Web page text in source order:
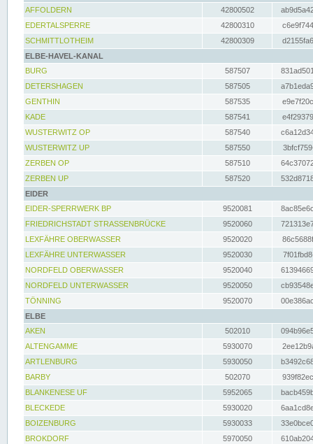
AFFOLDERN
42800502
EDERTALSPERRE
42800310
SCHMITTLOTHEIM
42800309
ELBE-HAVEL-KANAL
BURG
587507
DETERSHAGEN
587505
GENTHIN
587535
KADE
587541
WUSTERWITZ OP
587540
WUSTERWITZ UP
587550
ZERBEN OP
587510
ZERBEN UP
587520
EIDER
EIDER-SPERRWERK BP
9520081
FRIEDRICHSTADT STRASSENBRÜCKE
9520060
LEXFÄHRE OBERWASSER
9520020
LEXFÄHRE UNTERWASSER
9520030
NORDFELD OBERWASSER
9520040
NORDFELD UNTERWASSER
9520050
TÖNNING
9520070
ELBE
AKEN
502010
ALTENGAMME
5930070
ARTLENBURG
5930050
BARBY
502070
BLANKENESE UF
5952065
BLECKEDE
5930020
BOIZENBURG
5930033
BROKDORF
5970050